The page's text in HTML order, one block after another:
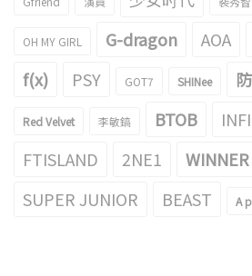
OH MY GIRL G-dragon AOA
f(x) PSY GOT7 SHINee
Red Velvet 李敏鎬 BTOB
FTISLAND
2NE1 WINNER
SUPER JUNIOR BEAST A